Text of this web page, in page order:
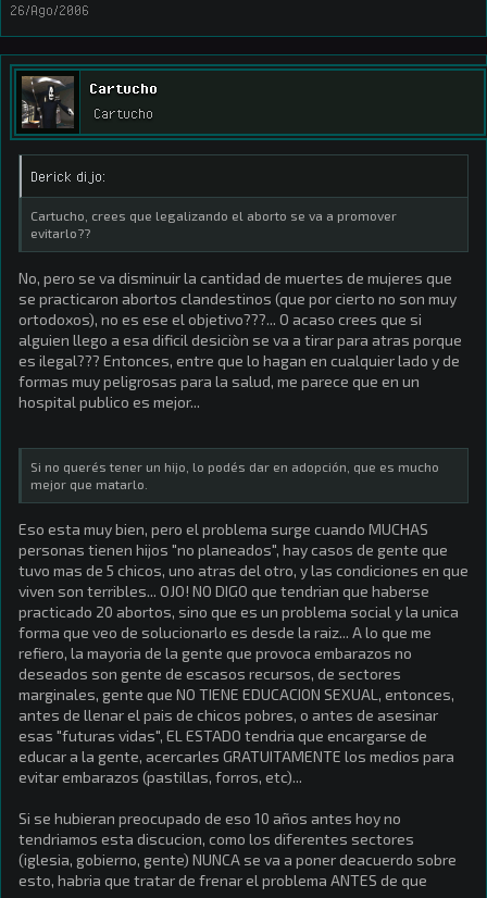
26/Ago/2006
Cartucho
Cartucho
Derick dijo:
Cartucho, crees que legalizando el aborto se va a promover
evitarlo??
No, pero se va disminuir la cantidad de muertes de mujeres que
se practicaron abortos clandestinos (que por cierto no son muy
ortodoxos), no es ese el objetivo???... O acaso crees que si
alguien llego a esa dificil desiciòn se va a tirar para atras porque
es ilegal??? Entonces, entre que lo hagan en cualquier lado y de
formas muy peligrosas para la salud, me parece que en un
hospital publico es mejor...
Si no querés tener un hijo, lo podés dar en adopción, que es mucho
mejor que matarlo.
Eso esta muy bien, pero el problema surge cuando MUCHAS
personas tienen hijos "no planeados", hay casos de gente que
tuvo mas de 5 chicos, uno atras del otro, y las condiciones en que
viven son terribles... OJO! NO DIGO que tendrian que haberse
practicado 20 abortos, sino que es un problema social y la unica
forma que veo de solucionarlo es desde la raiz... A lo que me
refiero, la mayoria de la gente que provoca embarazos no
deseados son gente de escasos recursos, de sectores
marginales, gente que NO TIENE EDUCACION SEXUAL, entonces,
antes de llenar el pais de chicos pobres, o antes de asesinar
esas "futuras vidas", EL ESTADO tendria que encargarse de
educar a la gente, acercarles GRATUITAMENTE los medios para
evitar embarazos (pastillas, forros, etc)...
Si se hubieran preocupado de eso 10 años antes hoy no
tendriamos esta discucion, como los diferentes sectores
(iglesia, gobierno, gente) NUNCA se va a poner deacuerdo sobre
esto, habria que tratar de frenar el problema ANTES de que